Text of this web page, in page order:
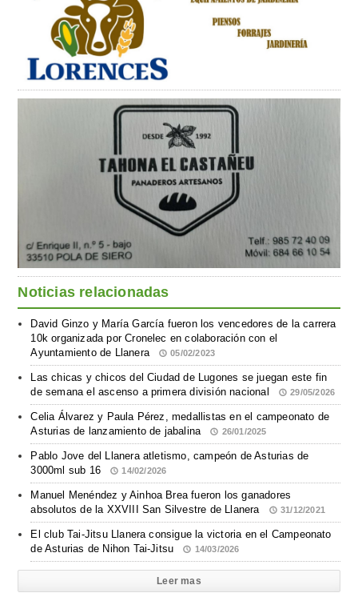
Noticias relacionadas
David Ginzo y María García fueron los vencedores de la carrera
10k organizada por Cronelec en colaboración con el
Ayuntamiento de Llanera
05/02/2023
Las chicas y chicos del Ciudad de Lugones se juegan este fin
de semana el ascenso a primera división nacional
29/05/2026
Celia Álvarez y Paula Pérez, medallistas en el campeonato de
Asturias de lanzamiento de jabalina
26/01/2025
Pablo Jove del Llanera atletismo, campeón de Asturias de
3000ml sub 16
14/02/2026
Manuel Menéndez y Ainhoa Brea fueron los ganadores
absolutos de la XXVIII San Silvestre de Llanera
31/12/2021
El club Tai-Jitsu Llanera consigue la victoria en el Campeonato
de Asturias de Nihon Tai-Jitsu
14/03/2026
Leer mas